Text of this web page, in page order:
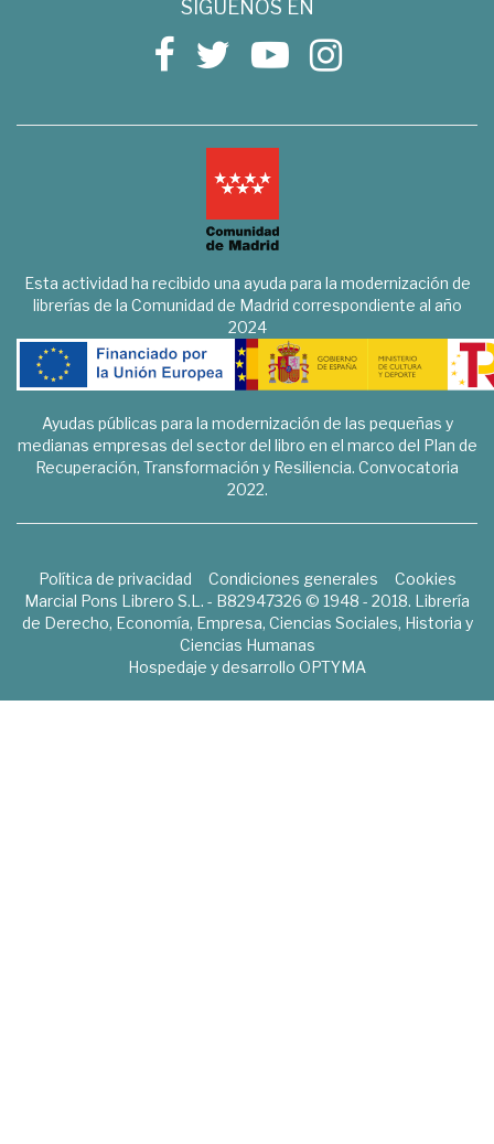
SÍGUENOS EN
Esta actividad ha recibido una ayuda para la modernización de
librerías de la Comunidad de Madrid correspondiente al año
2024
Ayudas públicas para la modernización de las pequeñas y
medianas empresas del sector del libro en el marco del Plan de
Recuperación, Transformación y Resiliencia. Convocatoria
2022.
Política de privacidad Condiciones generales
Cookies
Marcial Pons Librero S.L. - B82947326 © 1948 - 2018. Librería
de Derecho, Economía, Empresa, Ciencias Sociales, Historia y
Ciencias Humanas
Hospedaje y desarrollo OPTYMA